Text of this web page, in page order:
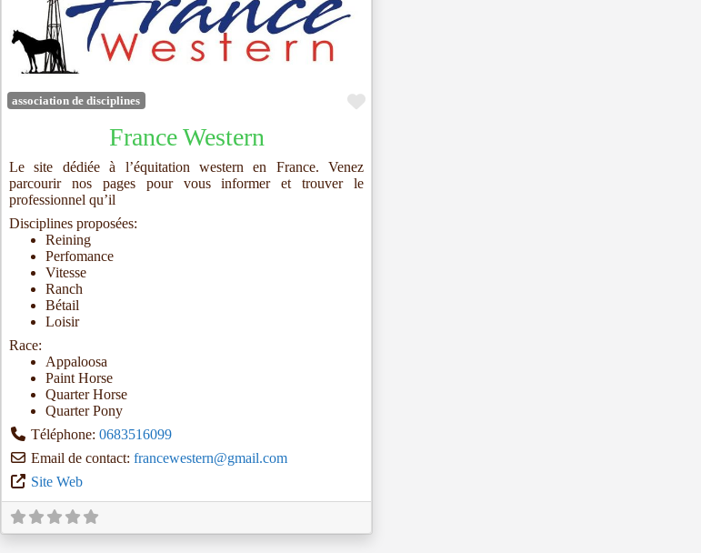
association de disciplines Favoris
France Western
Le site dédiée à l’équitation western en France. Venez
parcourir nos pages pour vous informer et trouver le
professionnel qu’il
Disciplines proposées:
Reining
Perfomance
Vitesse
Ranch
Bétail
Loisir
Race:
Appaloosa
Paint Horse
Quarter Horse
Quarter Pony
Téléphone: 0683516099
Email de contact: francewestern@gmail.com
Site Web